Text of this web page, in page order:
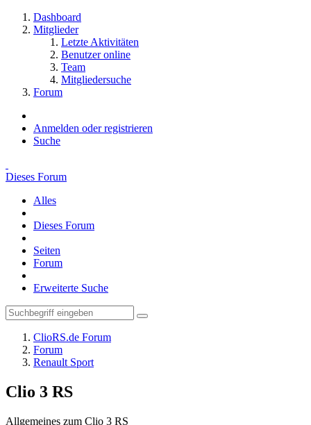
Dashboard
Mitglieder
Letzte Aktivitäten
Benutzer online
Team
Mitgliedersuche
Forum
Anmelden oder registrieren
Suche
Dieses Forum
Alles
Dieses Forum
Seiten
Forum
Erweiterte Suche
ClioRS.de Forum
Forum
Renault Sport
Clio 3 RS
Allgemeines zum Clio 3 RS